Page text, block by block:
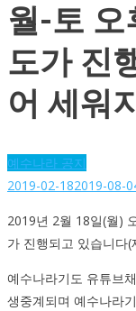
월-토 오
도가 진
어 세워
예수나라 공지
2019-02-182019-08-
2019년 2월 18일(월)
가 진행되고 있습니다
예수나라기도 유튜브
생중계되며 예수나라